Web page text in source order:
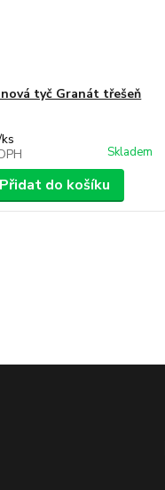
tyč Granát třešeň
ks
Skladem
Přidat do košíku